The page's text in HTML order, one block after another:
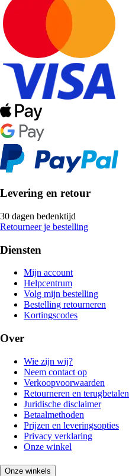
Levering en retour
30 dagen bedenktijd
Retourneer je bestelling
Diensten
Mijn account
Helpcentrum
Volg mijn bestelling
Bestelling retourneren
Kortingscodes
Over
Wie zijn wij?
Neem contact op
Verkoopvoorwaarden
Retourneren en terugbetalen
Juridische disclaimer
Betaalmethoden
Prijzen en leveringsopties
Privacy verklaring
Onze winkel
Onze winkels